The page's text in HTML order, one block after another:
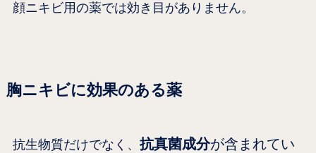
顔ニキビ用の薬では効き目がありません。
胸ニキビに効果のある薬
抗生物質だけでなく、 抗真菌成分が含まれてい